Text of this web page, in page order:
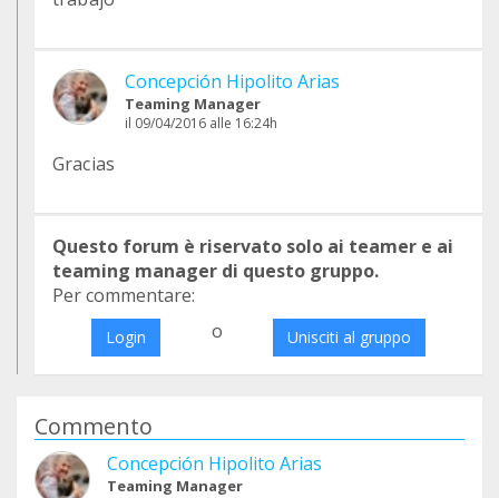
Concepción Hipolito Arias
Teaming Manager
il 09/04/2016 alle 16:24h
Gracias
Questo forum è riservato solo ai teamer e ai
teaming manager di questo gruppo.
Per commentare:
Login o Unisciti al gruppo
Commento
Concepción Hipolito Arias
Teaming Manager